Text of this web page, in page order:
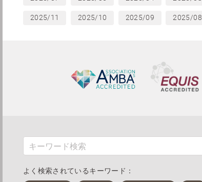
2025/11 2025/10 2025/09 2025/08
よく検索されているキーワード：